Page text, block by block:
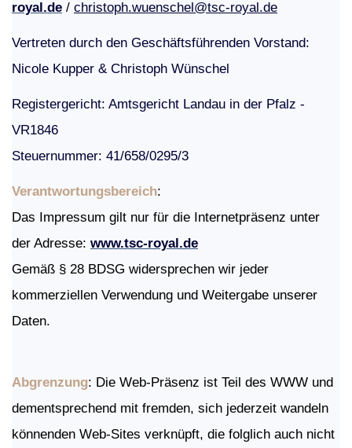
royal.de / christoph.wuenschel@tsc-royal.de
Vertreten durch den Geschäftsführenden Vorstand:
Nicole Kupper & Christoph Wünschel
Registergericht: Amtsgericht Landau in der Pfalz -
VR1846
Steuernummer: 41/658/0295/3
Verantwortungs­bereich:
Das Impressum gilt nur für die Internetpräsenz unter
der Adresse: www.tsc-royal.de
Gemäß § 28 BDSG widersprechen wir jeder
kommerziellen Verwendung und Weitergabe unserer
Daten.
Abgrenzung: Die Web-Präsenz ist Teil des WWW und
dementsprechend mit fremden, sich jederzeit wandeln
könnenden Web-Sites verknüpft, die folglich auch nicht